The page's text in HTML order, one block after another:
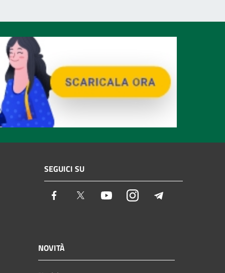
SEGUICI SU
Facebook Twitter YoutubeInstagram
NOVITÀ